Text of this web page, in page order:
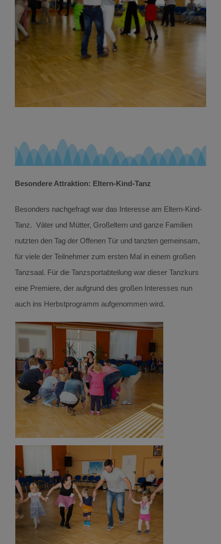
Besondere Attraktion: Eltern-Kind-Tanz
Besonders nachgefragt war das Interesse am Eltern-Kind-
Tanz. Väter und Mütter, Großeltern und ganze Familien
nutzten den Tag der Offenen Tür und tanzten gemeinsam,
für viele der Teilnehmer zum ersten Mal in einem großen
Tanzsaal. Für die Tanzsportabteilung war dieser Tanzkurs
eine Premiere, der aufgrund des großen Interesses nun
auch ins Herbstprogramm aufgenommen wird.